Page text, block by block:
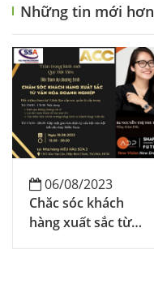
Những tin mới hơn
06/08/2023
Chăc sóc khách
hàng xuất sắc từ